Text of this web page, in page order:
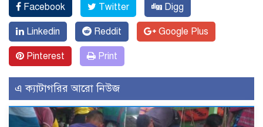
Facebook Twitter Digg
Linkedin Reddit Google Plus
Pinterest Print
এ ক্যাটাগরির আরো নিউজ